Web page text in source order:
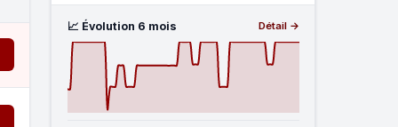
📈 Évolution 6 mois Détail →